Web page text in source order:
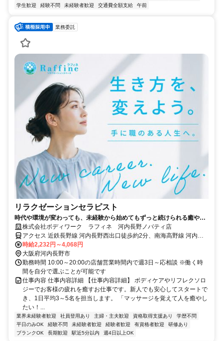
学生歓迎 経験不問 未経験者歓迎 交通費全額支給 午前
業務委託
リラクゼーションセラピスト
時代や環境が変わっても、未経験から始めてもずっと続けられる癒やし
の仕事。手に職を身につけて、生き方を変えよう。
株式会社ボディワーク ラフィネ 河内長野ノバティ店
アクセス 近鉄長野線 河内長野西出口徒歩約2分、南海高野線 河内長
野西出口徒歩約2分、南海高野線 三日市町西出口徒歩約24分 最寄
駅：河内長野駅
時給2,232円～4,068円
大阪府河内長野市
勤務時間 10:00～20:00の店舗営業時間内で週3日～応相談 ※働く時
間を自分で選ぶことが可能です
仕事内容 仕事内容詳細 【仕事内容詳細】 ボディケアやリフレクソロ
ジーでお客様の疲れを癒すお仕事です。新人でも安心してスタートで
き、1日平均3～5名を担当します。 「マッサージを覚えて人を癒やし
たい！...
業界未経験者歓迎 社員登用あり 主婦・主夫歓迎 資格取得支援あり
学歴不問
平日のみOK
経験不問 未経験者歓迎 経験者歓迎 有資格者歓迎
研修あり
ブランクOK
長期歓迎 駅近5分以内 週4日以上OK